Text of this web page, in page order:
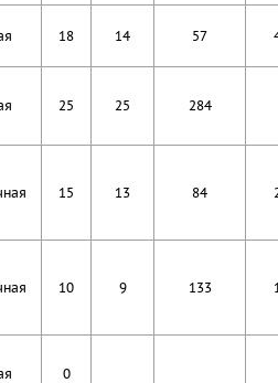
18 14 57
25 25 284
15 13 84
10 9 133
0